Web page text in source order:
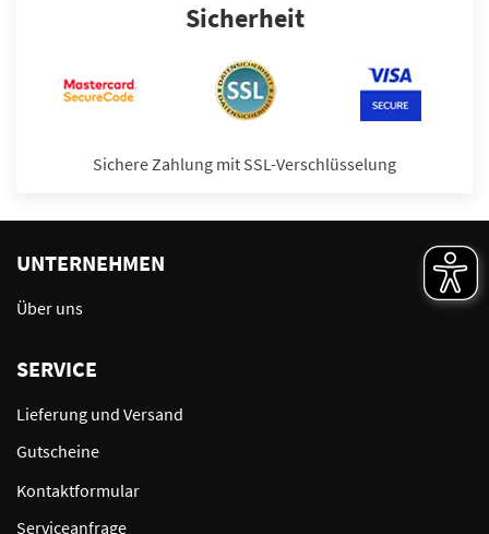
Sicherheit
Sichere Zahlung mit SSL-Verschlüsselung
UNTERNEHMEN
Über uns
SERVICE
Lieferung und Versand
Gutscheine
Kontaktformular
Serviceanfrage